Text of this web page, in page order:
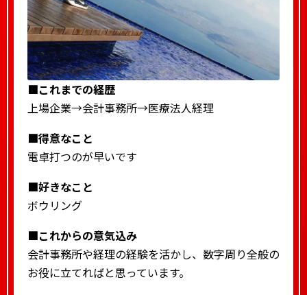
■これまでの経歴
上場企業→会計事務所→医療法人経理
■得意なこと
電卓打つのが早いです
■好きなこと
ボウリング
■これからの意気込み
会計事務所や経理の経験を活かし、数字周り全般の
お役に立てればと思っています。